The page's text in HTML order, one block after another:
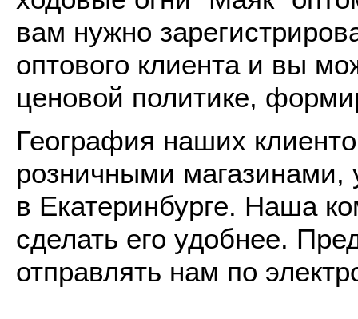
вам нужно
оптового клиента и вы
ценовой политике,
География наших
розничными магазинами,
в Екатеринбурге. Наша
сделать его удобнее.
отправлять нам по